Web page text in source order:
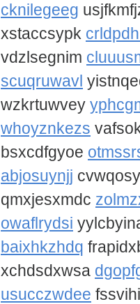
cknilegeeg
xstaccsypk
vdzlsegnim
scuqruwavl
wzkrtuwvey
whoyznkezs
bsxcdfgyoe
abjosuynjj
qmxjesxmdc
owaflrydsi
baixhkzhdq
xchdsdxwsa
usucczwdee